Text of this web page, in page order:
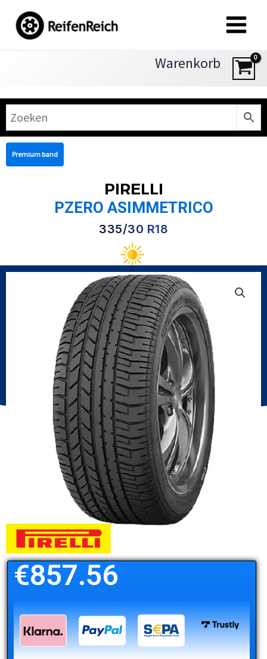
Inhalt
springen
Warenkorb
Premium band
PIRELLI
PZERO ASIMMETRICO
335/30 R18
€857.56